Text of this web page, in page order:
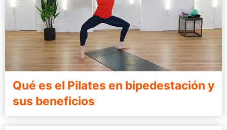
Qué es el Pilates en bipedestación y
sus beneficios